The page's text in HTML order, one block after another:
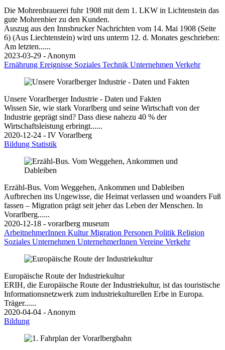
Die Mohrenbrauerei fuhr 1908 mit dem 1. LKW in Lichtenstein das
gute Mohrenbier zu den Kunden.
Auszug aus den Innsbrucker Nachrichten vom 14. Mai 1908 (Seite
6) (Aus Liechtenstein) wird uns unterm 12. d. Monates geschrieben:
Am letzten......
2023-03-29 - Anonym
Ernährung Ereignisse Soziales Technik Unternehmen Verkehr
Unsere Vorarlberger Industrie - Daten und Fakten
Wissen Sie, wie stark Vorarlberg und seine Wirtschaft von der
Industrie geprägt sind? Dass diese nahezu 40 % der
Wirtschaftsleistung erbringt......
2020-12-24 - IV Vorarlberg
Bildung Statistik
Erzähl-Bus. Vom Weggehen, Ankommen und Dableiben
Aufbrechen ins Ungewisse, die Heimat verlassen und woanders Fuß
fassen – Migration prägt seit jeher das Leben der Menschen. In
Vorarlberg......
2020-12-18 - vorarlberg museum
ArbeitnehmerInnen KulturMigration Personen Politik Religion
Soziales Unternehmen UnternehmerInnen Vereine Verkehr
Europäische Route der Industriekultur
ERIH, die Europäische Route der Industriekultur, ist das touristische
Informationsnetzwerk zum industriekulturellen Erbe in Europa.
Träger......
2020-04-04 - Anonym
Bildung